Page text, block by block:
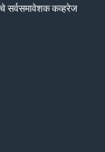
सर्वसमावेशक कव्हरेज